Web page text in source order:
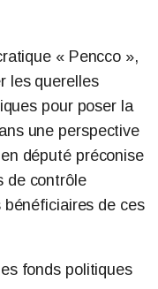
« Pencco »,
les querelles
pour poser la
une perspective
député préconise
de contrôle
de ces
fonds politiques